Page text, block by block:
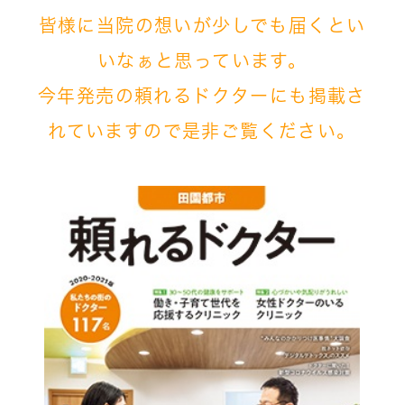
皆様に当院の想いが少しでも届くとい
いなぁと 思っています。
今年発売の頼れるドクターにも掲載さ
れていますので是非ご覧ください。